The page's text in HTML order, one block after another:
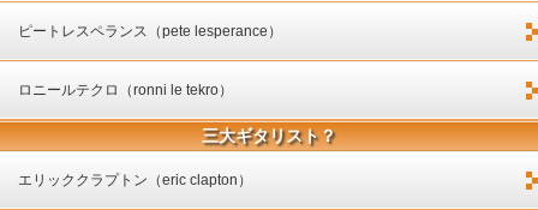
ピートレスペランス（pete lesperance）
ロニールテクロ（ronni le tekro）
三大ギタリスト？
エリッククラプトン（eric clapton）